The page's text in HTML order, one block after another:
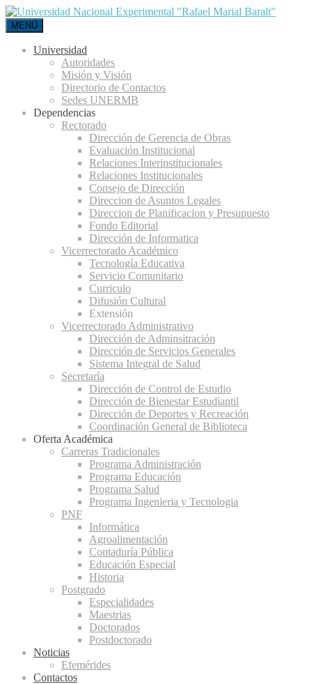
MENÚ
Universidad
Autoridades
Misión y Visión
Directorio de Contactos
Sedes UNERMB
Dependencias
Rectorado
Dirección de Gerencia de Obras
Evaluación Institucional
Relaciones Interinstitucionales
Relaciones Institucionales
Consejo de Dirección
Direccion de Asuntos Legales
Direccion de Planificacion y Presupuesto
Fondo Editorial
Dirección de Informatica
Vicerrectorado Académico
Tecnología Educativa
Servicio Comunitario
Curriculo
Difusión Cultural
Extensión
Vicerrectorado Administrativo
Dirección de Adminsitración
Dirección de Servicios Generales
Sistema Integral de Salud
Secretaría
Dirección de Control de Estudio
Dirección de Bienestar Estudiantil
Dirección de Deportes y Recreación
Coordinación General de Biblioteca
Oferta Académica
Carreras Tradicionales
Programa Administración
Programa Educación
Programa Salud
Programa Ingenieria y Tecnologia
PNF
Informática
Agroalimentación
Contaduría Pública
Educación Especial
Historia
Postgrado
Especialidades
Maestrias
Doctorados
Postdoctorado
Noticias
Efemérides
Contactos